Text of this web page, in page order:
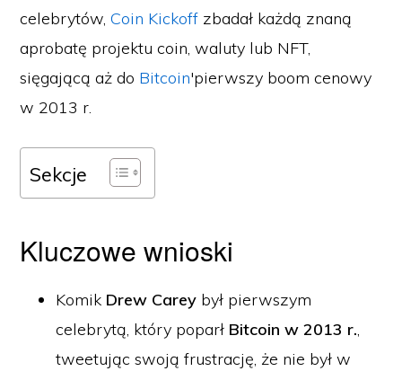
celebrytów,Coin Kickoff zbadał każdą znaną
aprobatę projektu coin, waluty lub NFT,
sięgającą aż do Bitcoin'pierwszy boom cenowy
w 2013 r.
Sekcje
Kluczowe wnioski
Komik Drew Carey był pierwszym
celebrytą, który poparł Bitcoin w 2013 r.,
tweetując swoją frustrację, że nie był w